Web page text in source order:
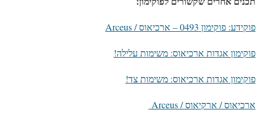
פוקידע: פוקימון 0493 – ארכיאוס / Arceus
פוקימון אגדות ארכיאוס: משימות עלילה!
פוקימון אגדות ארכיאוס: משימות צד!
ארכיאוס / ארקיאוס / Arceus